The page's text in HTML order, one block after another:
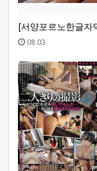
[서양포르노한글자
등록일
08.03